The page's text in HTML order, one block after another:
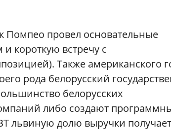
Помпео провел основательные
короткую встречу с
Также американского
рода белорусский
белорусских
либо создают
львиную долю выручки